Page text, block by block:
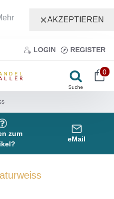
AKZEPTIEREN
LOGIN REGISTER
0
zum
eMail